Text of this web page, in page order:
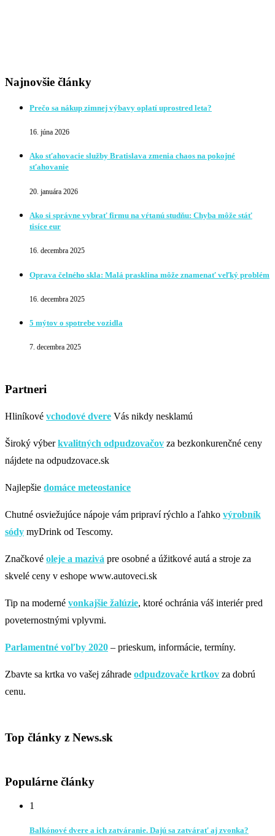
Najnovšie články
Prečo sa nákup zimnej výbavy oplatí uprostred leta?
16. júna 2026
Ako sťahovacie služby Bratislava zmenia chaos na pokojné
sťahovanie
20. januára 2026
Ako si správne vybrať firmu na vŕtanú studňu: Chyba môže stáť
tisíce eur
16. decembra 2025
Oprava čelného skla: Malá prasklina môže znamenať veľký problém
16. decembra 2025
5 mýtov o spotrebe vozidla
7. decembra 2025
Partneri
Hliníkové vchodové dvere Vás nikdy nesklamú
Široký výberkvalitných odpudzovačov za bezkonkurenčné ceny
nájdete na odpudzovace.sk
Najlepšie domáce meteostanice
Chutné osviežujúce nápoje vám pripraví rýchlo a ľahko výrobník
sódy myDrink od Tescomy.
Značkové oleje a mazivá pre osobné a úžitkové autá a stroje za
skvelé ceny v eshope www.autoveci.sk
Tip na moderné vonkajšie žalúzie, ktoré ochránia váš interiér pred
poveternostnými vplyvmi.
Parlamentné voľby 2020 – prieskum, informácie, termíny.
Zbavte sa krtka vo vašej záhrade odpudzovače krtkov za dobrú
cenu.
Top články z News.sk
Populárne články
1
Balkónové dvere a ich zatváranie. Dajú sa zatvárať aj zvonka?